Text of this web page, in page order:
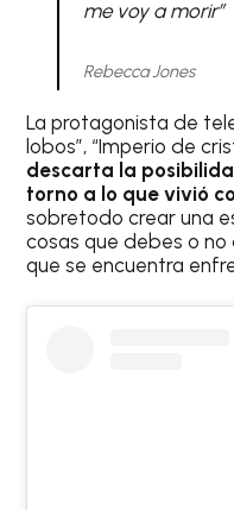
me voy a morir”
Rebecca Jones
La protagonista de
lobos”, “Imperio de
descarta la
torno a lo que vivió
sobretodo crear una
cosas que debes o
que se encuentra